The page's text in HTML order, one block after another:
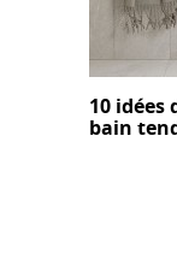
10 idées
bain